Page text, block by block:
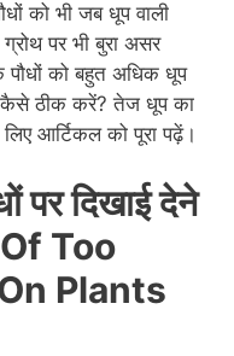
को भी जब धूप वाली
पर भी बुरा असर
को बहुत अधिक धूप
कैसे ठीक करें? तेज धूप का
आर्टिकल को पूरा पढ़ें।
पर दिखाई देने
Too
Plants